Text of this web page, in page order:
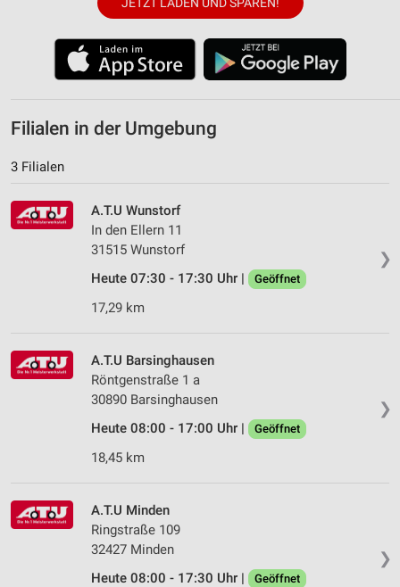
JETZT LADEN UND SPAREN!
Filialen in der Umgebung
3 Filialen
❯
A.T.U Wunstorf
In den Ellern 11
31515 Wunstorf
Heute 07:30 - 17:30 Uhr |
Geöffnet
17,29 km
❯
A.T.U Barsinghausen
Röntgenstraße 1 a
30890 Barsinghausen
Heute 08:00 - 17:00 Uhr |
Geöffnet
18,45 km
❯
A.T.U Minden
Ringstraße 109
32427 Minden
Heute 08:00 - 17:30 Uhr |
Geöffnet